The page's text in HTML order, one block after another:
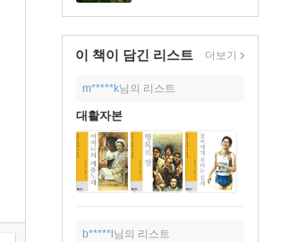
이 책이 담긴 리스트 더보기
m*****k님의 리스트
대활자본
b*****l 님의 리스트